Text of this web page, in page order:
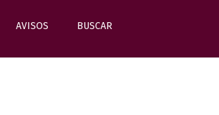
AVISOS BUSCAR